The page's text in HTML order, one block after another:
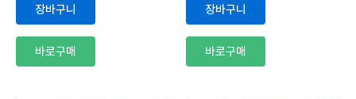
로
가
장바구니
바로구매
로
가
장바구니
바로구매